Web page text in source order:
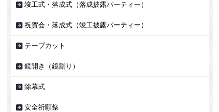
竣工式・落成式（落成披露パーティー）
祝賀会・落成式（竣工披露パーティー）
テープカット
鏡開き（鏡割り）
除幕式
安全祈願祭